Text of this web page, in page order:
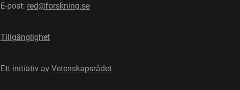
E-post: red@forskning.se
Tillgänglighet
Ett initiativ av Vetenskapsrådet